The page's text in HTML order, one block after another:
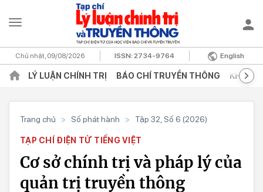
Chủ nhật, 09/08/2026 ISSN:2734-9764 English
LÝ LUẬN CHÍNH TRỊ BÁO CHÍ TRUYỀN THÔNG KHOA
Trang chủ > Số phát hành > Tập 32, Số 6 (2026)
TẠP CHÍ ĐIỆN TỬ TIẾNG VIỆT
Cơ sở chính trị và pháp lý của
quản trị truyền thông